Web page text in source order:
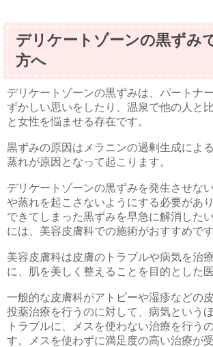
デリケートゾーンの黒ずみ
方へ
デリケートゾーンの黒ずみは、パートナ
ずかしい思いをしたり、温泉で他の人と
と女性を悩ませる存在です。
黒ずみの原因はメラニンの過剰生成によ
蒸れが原因となって起こります。
デリケートゾーンの黒ずみを発生させな
や蒸れを起こさないようにする必要があ
できてしまった黒ずみを早急に解消した
には、美容皮膚科での施術がおすすめです
美容皮膚科は皮膚のトラブルや病気を治
に、肌を美しく整えることを目的とした
一般的な皮膚科がアトピーや湿疹などの
投薬治療を行うのに対して、病気という
トラブルに、メスを使わない治療を行う
す。メスを使わずに満足度の高い治療が